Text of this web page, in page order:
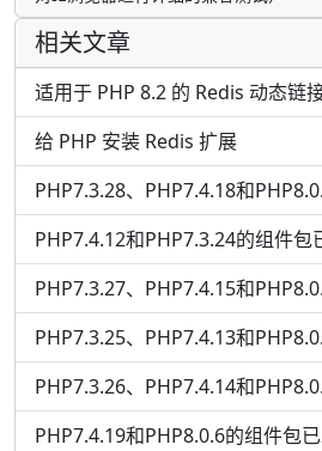
相关文章
适用于 PHP 8.2 的 Redis 动态链
给 PHP 安装 Redis 扩展
PHP7.3.28、PHP7.4.18和
PHP7.4.12和PHP7.3.24的组件包
PHP7.3.27、PHP7.4.15和
PHP7.3.25、PHP7.4.13和
PHP7.3.26、PHP7.4.14和
PHP7.4.19和PHP8.0.6的组件包